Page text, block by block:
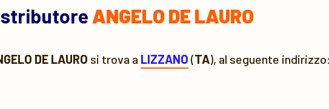
ANGELO DE LAURO
DE LAURO si trova a LIZZANO (TA), al seguente indirizzo: